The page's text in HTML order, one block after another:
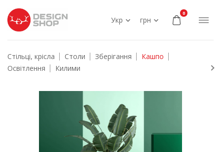
Укр грн
0
Стільці, крісла Столи Зберігання
Кашпо
Освітлення
Килими